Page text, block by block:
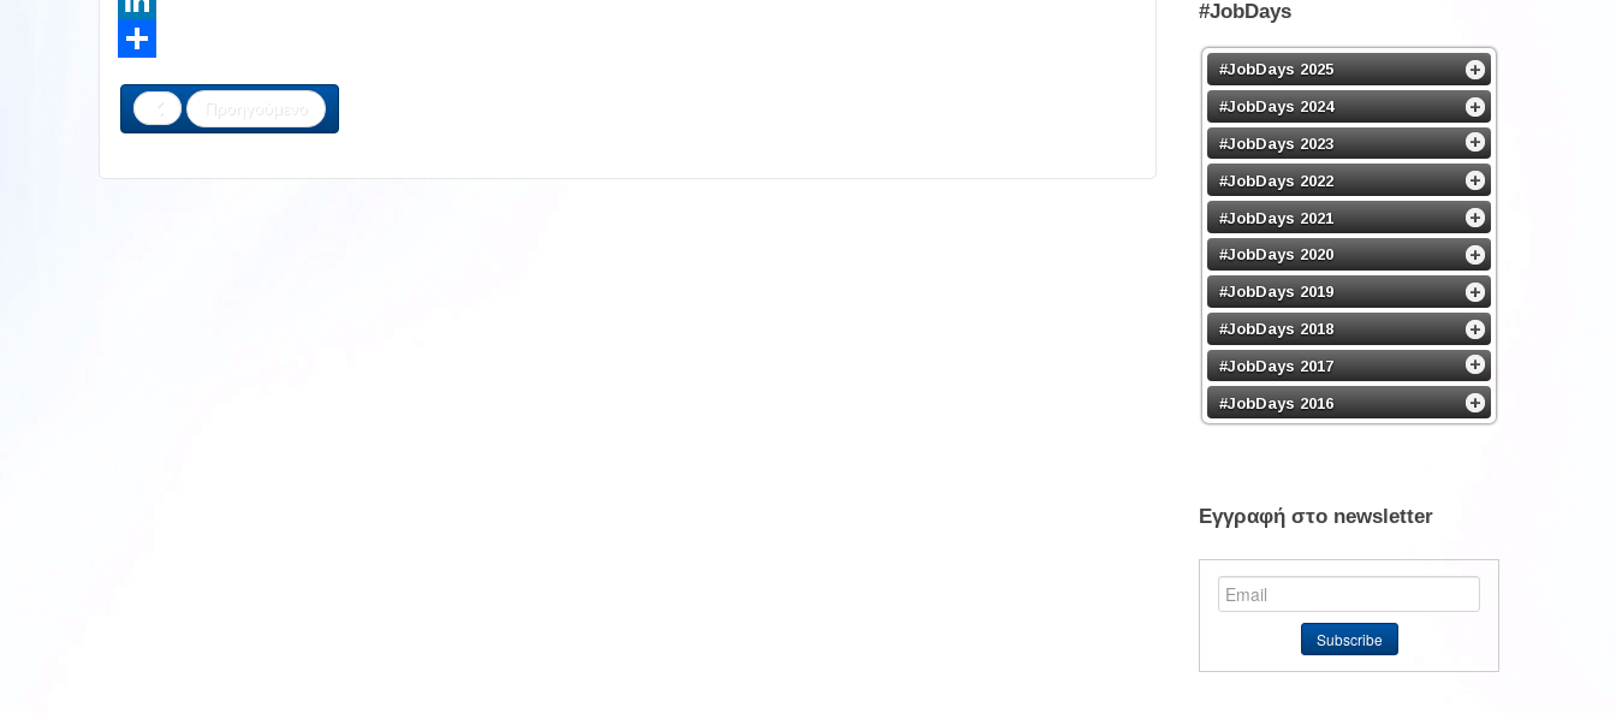
LinkedIn
Προηγούμενο
#JobDays
#JobDays 2025
#JobDays 2024
#JobDays 2023
#JobDays 2022
#JobDays 2021
#JobDays 2020
#JobDays 2019
#JobDays 2018
#JobDays 2017
#JobDays 2016
Εγγραφή στο newsletter